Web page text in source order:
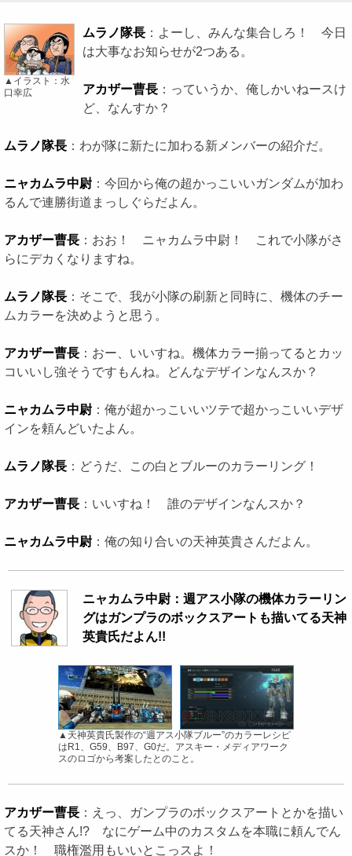
▲イラスト：水
口幸広
ムラノ隊長 ：よーし、みんな集合しろ！ 今日
は大事なお知らせが2つある。
アカザー曹長 ：っていうか、俺しかいねースけ
ど、なんすか？
ムラノ隊長 ：わが隊に新たに加わる新メンバーの紹介だ。
ニャカムラ中尉 ：今回から俺の超かっこいいガンダムが加わ
るんで連勝街道まっしぐらだよん。
アカザー曹長 ：おお！ ニャカムラ中尉！ これで小隊がさ
らにデカくなりますね。
ムラノ隊長 ：そこで、我が小隊の刷新と同時に、機体のチー
ムカラーを決めようと思う。
アカザー曹長 ：おー、いいすね。機体カラー揃ってるとカッ
コいいし強そうですもんね。どんなデザインなんスか？
ニャカムラ中尉 ：俺が超かっこいいツテで超かっこいいデザ
インを頼んどいたよん。
ムラノ隊長 ：どうだ、この白とブルーのカラーリング！
アカザー曹長 ：いいすね！ 誰のデザインなんスか？
ニャカムラ中尉 ：俺の知り合いの天神英貴さんだよん。
ニャカムラ中尉：週アス小隊の機体カラーリン
グはガンプラのボックスアートも描いてる天神
英貴氏だよん!!
▲天神英貴氏製作の“週アス小隊ブルー”のカラーレシピ
はR1、G59、B97、G0だ。アスキー・メディアワーク
スのロゴから考案したとのこと。
アカザー曹長 ：えっ、ガンプラのボックスアートとかを描い
てる天神さん!? なにゲーム中のカスタムを本職に頼んでん
スか！ 職権濫用もいいとこっスよ！